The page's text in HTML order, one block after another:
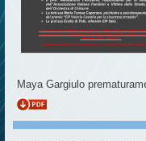
Maya Gargiulo